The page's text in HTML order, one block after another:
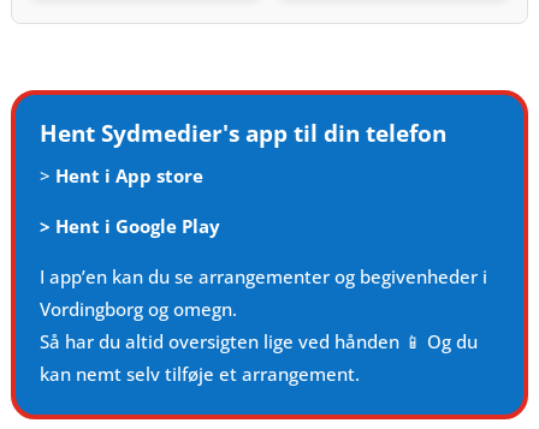
Hent Sydmedier's app til din telefon
> Hent i App store
> Hent i Google Play
I app’en kan du se arrangementer og begivenheder i
Vordingborg og omegn.
Så har du altid oversigten lige ved hånden 📱 Og du
kan nemt selv tilføje et arrangement.